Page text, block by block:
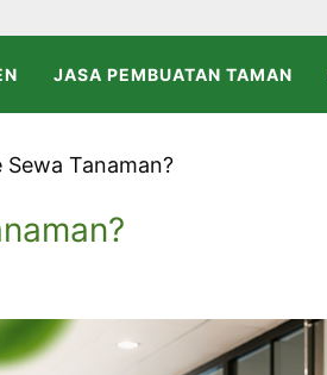
JASA PEMBUATAN TAMAN
Tanaman?